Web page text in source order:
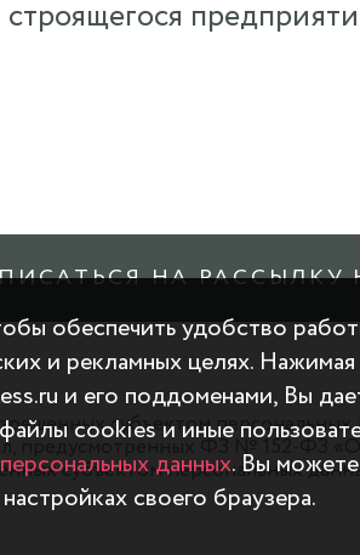
НА РАССЫЛКУ
субъектом
предусмотренных ФЗ № 152-ФЗ «О
субъектом персональных
обеспечить удобство
и рекламных целях.
и его поддоменами, Вы
cookies и иные
данных. Вы
своего браузера.